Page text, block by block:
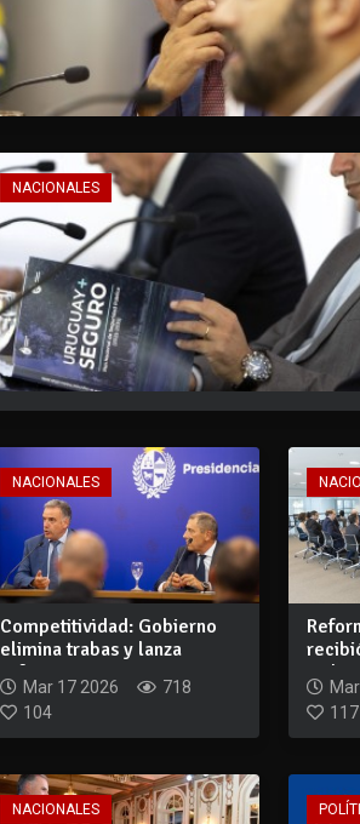
NACIONALES
NACIONALES
Competitividad: Gobierno
elimina trabas y lanza
reforma para...
Mar 17 2026
718
104
117
NACIONALES